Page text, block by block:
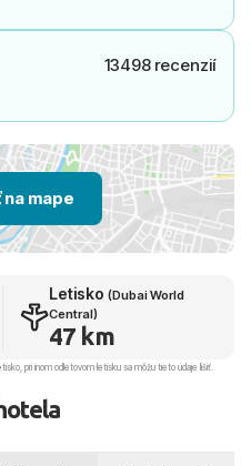
13498 recenzií
mape
Letisko (Dubai World
Central)
47 km
pri inom odletovom letisku sa môžu tieto údaje líšiť.